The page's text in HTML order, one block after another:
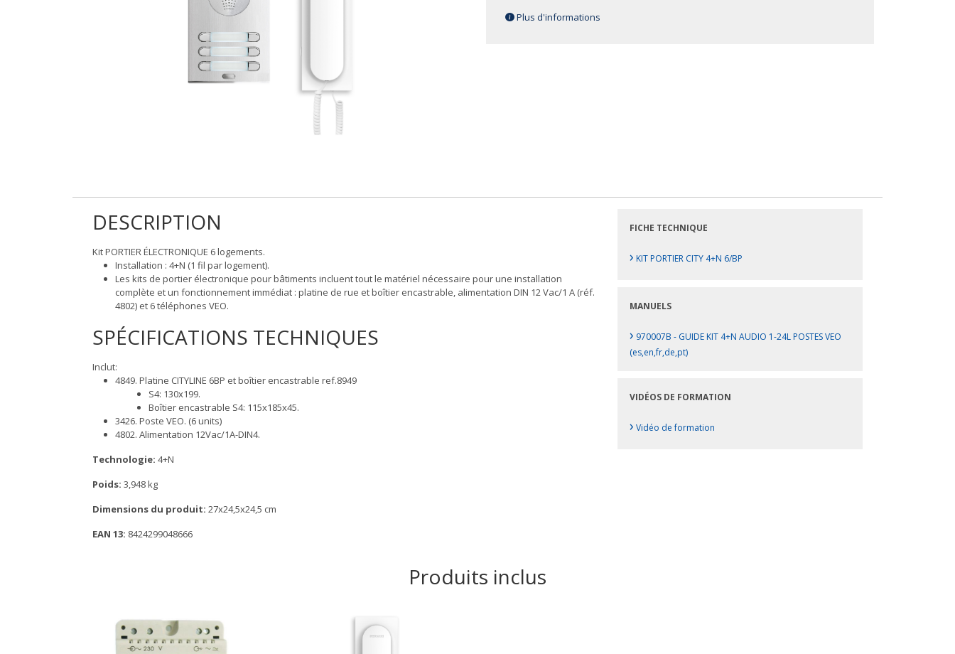
Plus d'informations
DESCRIPTION
Kit PORTIER ÉLECTRONIQUE 6 logements.
Installation : 4+N (1 fil par logement).
Les kits de portier électronique pour bâtiments incluent tout le matériel nécessaire pour une installation
complète et un fonctionnement immédiat : platine de rue et boîtier encastrable, alimentation DIN 12 Vac/1 A (réf.
4802) et 6 téléphones VEO.
SPÉCIFICATIONS TECHNIQUES
Inclut:
4849. Platine CITYLINE 6BP et boîtier encastrable ref.8949
S4: 130x199.
Boîtier encastrable S4: 115x185x45.
3426. Poste VEO. (6 units)
4802. Alimentation 12Vac/1A-DIN4.
Technologie: 4+N
Poids: 3,948 kg
Dimensions du produit: 27x24,5x24,5 cm
EAN 13: 8424299048666
FICHE TECHNIQUE
› KIT PORTIER CITY 4+N 6/BP
MANUELS
› 970007B - GUIDE KIT 4+N AUDIO 1-24L POSTES VEO
(es,en,fr,de,pt)
VIDÉOS DE FORMATION
› Vidéo de formation
Produits inclus